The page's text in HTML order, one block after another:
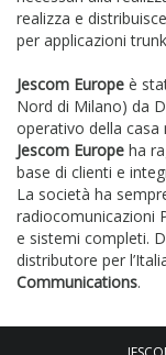
realizza e
per applicazioni
Jescom Europe è
Nord di Milano) da
operativo della casa
Jescom Europe ha
base di clienti e
La società ha
radiocomunicazioni
e sistemi completi.
distributore per
Communications.